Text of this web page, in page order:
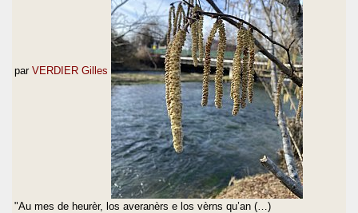
par VERDIER Gilles
"Au mes de heurèr, los averanèrs e los vèrns qu’an (…)